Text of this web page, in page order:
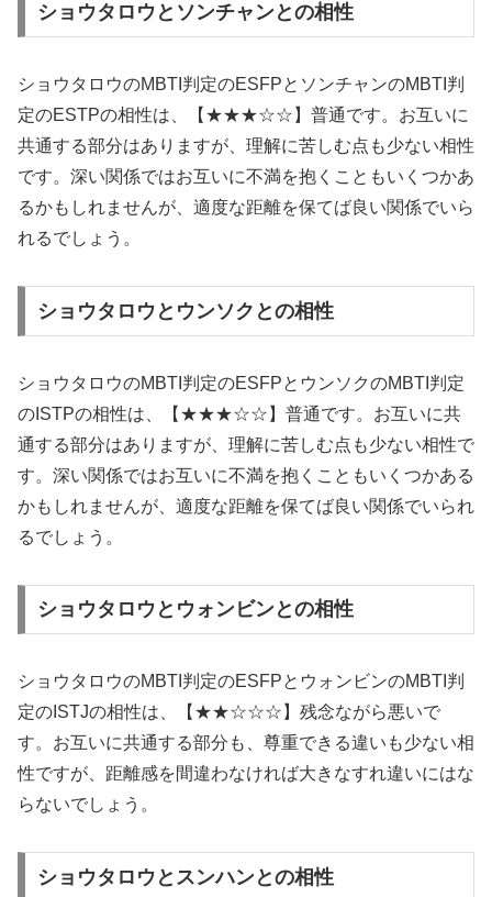
ショウタロウとソンチャンとの相性
ショウタロウのMBTI判定のESFPとソンチャンのMBTI判
定のESTPの相性は、【★★★☆☆】普通です。お互いに
共通する部分はありますが、理解に苦しむ点も少ない相性
です。深い関係ではお互いに不満を抱くこともいくつかあ
るかもしれませんが、適度な距離を保てば良い関係でいら
れるでしょう。
ショウタロウとウンソクとの相性
ショウタロウのMBTI判定のESFPとウンソクのMBTI判定
のISTPの相性は、【★★★☆☆】普通です。お互いに共
通する部分はありますが、理解に苦しむ点も少ない相性で
す。深い関係ではお互いに不満を抱くこともいくつかある
かもしれませんが、適度な距離を保てば良い関係でいられ
るでしょう。
ショウタロウとウォンビンとの相性
ショウタロウのMBTI判定のESFPとウォンビンのMBTI判
定のISTJの相性は、【★★☆☆☆】残念ながら悪いで
す。お互いに共通する部分も、尊重できる違いも少ない相
性ですが、距離感を間違わなければ大きなすれ違いにはな
らないでしょう。
ショウタロウとスンハンとの相性